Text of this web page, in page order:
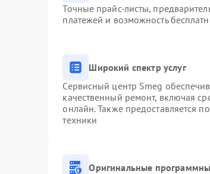
Точные прайс-листы,
платежей и возможность
Широкий спектр услуг
Сервисный центр Smeg
качественный ремонт, включая
онлайн. Также предоставляется
техники
Оригинальные